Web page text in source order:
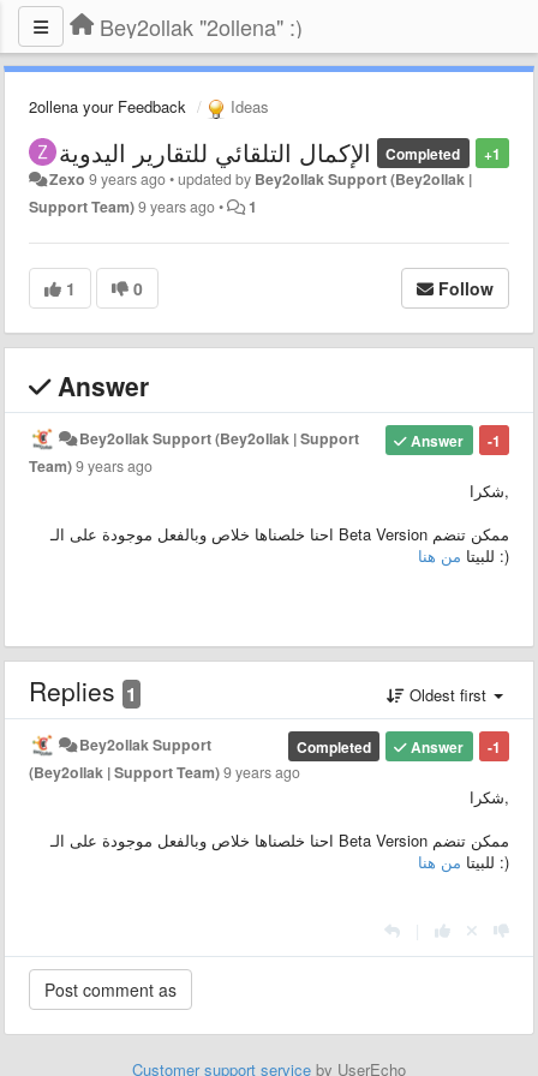
Bey2ollak "2ollena" :)
2ollena your Feedback Ideas
+1
Completed الإكمال التلقائي للتقارير اليدوية
Zexo 9 years ago•updated by Bey2ollak Support (Bey2ollak |
Support Team)9 years ago• 1
1 0 Follow
Answer
-1
Answer
Bey2ollak Support (Bey2ollak | Support
Team)9 years ago
شكرا,
احنا خلصناها خلاص وبالفعل موجودة على الـ Beta Version ممكن تنضم
للبيتا من هنا :)
Replies 1 Oldest first
-1
Answer
Completed
Bey2ollak Support
(Bey2ollak | Support Team)9 years ago
شكرا,
احنا خلصناها خلاص وبالفعل موجودة على الـ Beta Version ممكن تنضم
للبيتا من هنا :)
Customer support service by UserEcho